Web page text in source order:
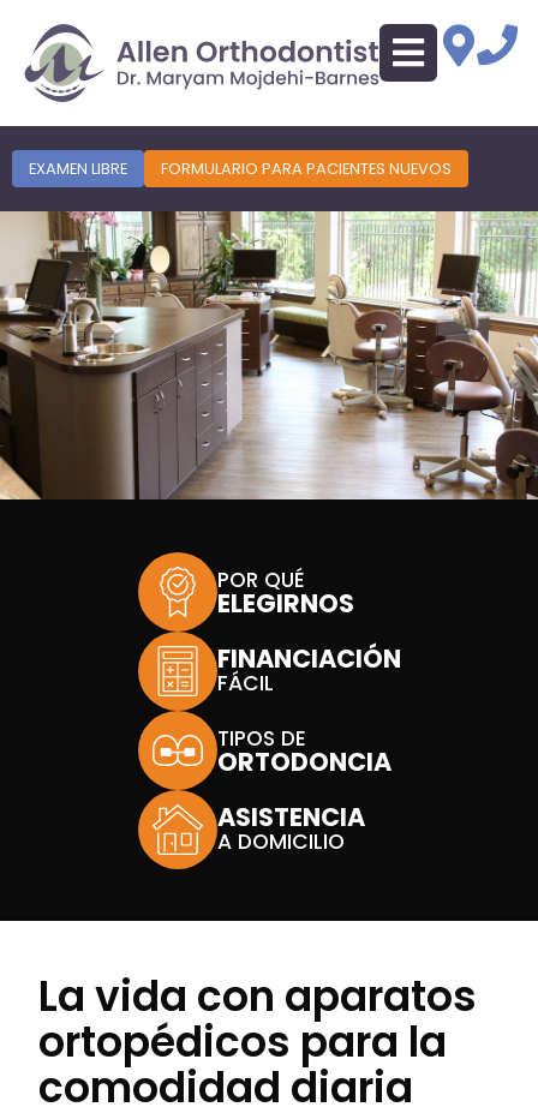
EXAMEN LIBRE FORMULARIO PARA PACIENTES NUEVOS
POR QUÉ
ELEGIRNOS
FINANCIACIÓN
FÁCIL
TIPOS DE
ORTODONCIA
ASISTENCIA
A DOMICILIO
La vida con aparatos
ortopédicos para la
comodidad diaria